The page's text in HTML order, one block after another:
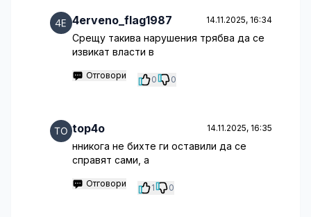
4erveno_flag1987 14.11.2025, 16:34
Срещу такива нарушения трябва да се
извикат власти в
Отговори 0 0
top4o 14.11.2025, 16:35
нникога не бихте ги оставили да се
справят сами, а
Отговори 1 0